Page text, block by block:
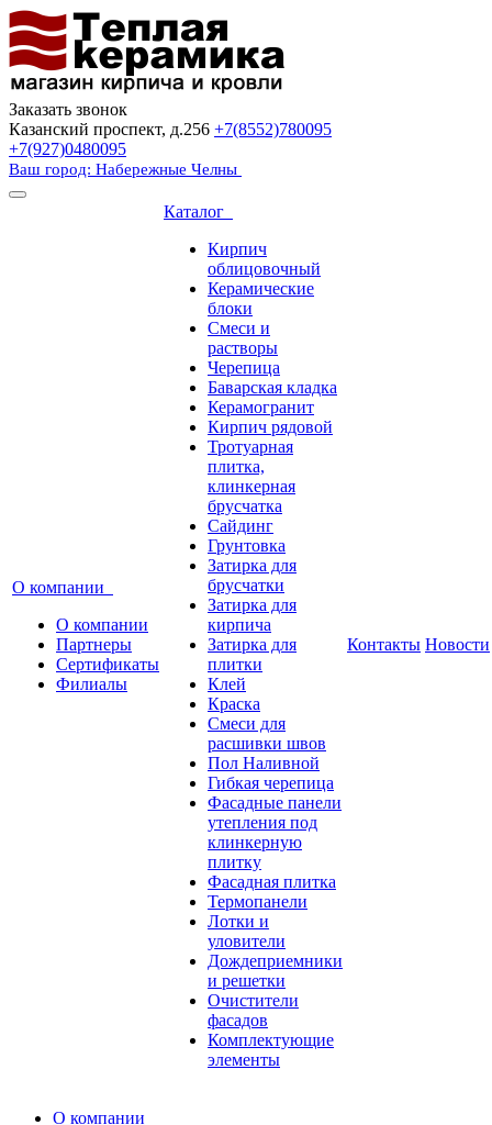
Заказать звонок
Казанский проспект, д.256 +7(8552)780095
+7(927)0480095
Ваш город: Набережные Челны
О компании
О компании
Партнеры
Сертификаты
Филиалы
Каталог
Кирпич
облицовочный
Керамические
блоки
Смеси и
растворы
Черепица
Баварская кладка
Керамогранит
Кирпич рядовой
Тротуарная
плитка,
клинкерная
брусчатка
Сайдинг
Грунтовка
Затирка для
брусчатки
Затирка для
кирпича
Затирка для
плитки
Клей
Краска
Смеси для
расшивки швов
Пол Наливной
Гибкая черепица
Фасадные панели
утепления под
клинкерную
плитку
Фасадная плитка
Термопанели
Лотки и
уловители
Дождеприемники
и решетки
Очистители
фасадов
Комплектующие
элементы
Контакты Новости
О компании